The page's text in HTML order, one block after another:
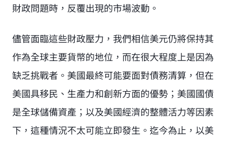
財政問題時，反覆出現的市場波動。
儘管面臨這些財政壓力，我們相信美元仍將保持其
作為全球主要貨幣的地位，而在很大程度上是因為
缺乏挑戰者。美國最終可能要面對債務清算，但在
美國具移民、生產力和創新方面的優勢；美國國債
是全球儲備資產；以及美國經濟的整體活力等因素
下，這種情況不太可能立即發生。迄今為止，以美